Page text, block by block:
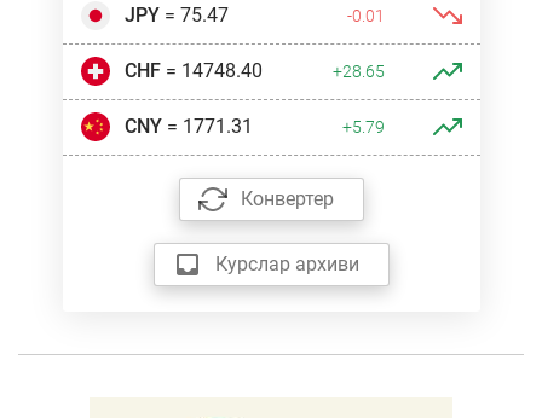
JPY= 75.47 -0.01
CHF= 14748.40 +28.65
CNY= 1771.31 +5.79
Конвертер
Курслар архиви